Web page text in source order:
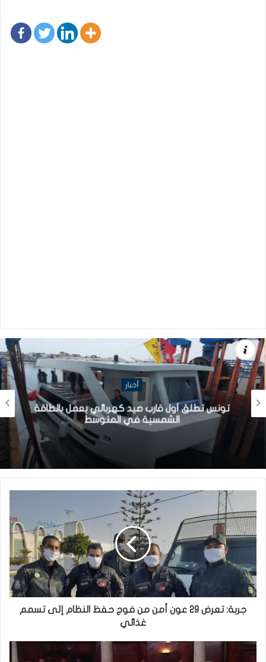
أخبار
تونس تطلق أول قارب صيد كهربائي يعمل بالطاقة
الشمسية في المتوسط
جربة: تعرض 29 عون أمن من فوج حفظ النظام إلى تسمم
غذائي